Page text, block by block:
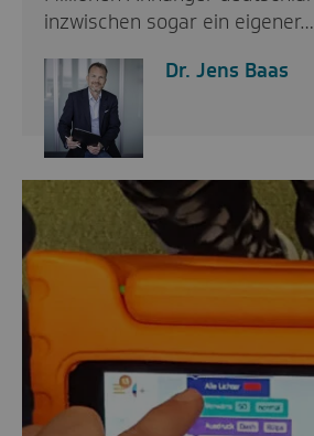
inzwischen sogar ein eigener…
Dr. Jens Baas